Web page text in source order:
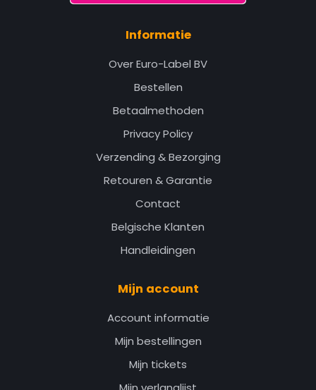
Informatie
Over Euro-Label BV
Bestellen
Betaalmethoden
Privacy Policy
Verzending & Bezorging
Retouren & Garantie
Contact
Belgische Klanten
Handleidingen
Mijn account
Account informatie
Mijn bestellingen
Mijn tickets